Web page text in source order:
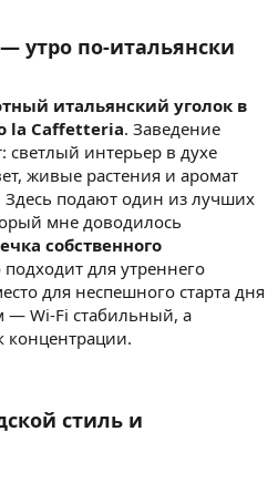
утро по-итальянски
итальянский уголок в
la Caffetteria. Заведение
светлый интерьер в духе
живые растения и аромат
подают один из лучших
мне доводилось
собственного
для утреннего
для неспешного старта дня
— Wi-Fi стабильный, а
концентрации.
стиль и